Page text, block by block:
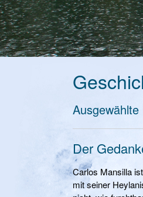
Der
Carlos Mansilla
mit seiner